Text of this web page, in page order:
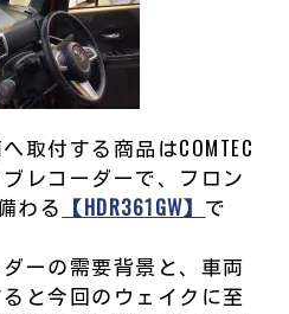
取付する商品はCOMTEC
レコーダーで、フロン
わる 【HDR361GW】 で
ーの需要背景と、車両
と今回のウェイクに至